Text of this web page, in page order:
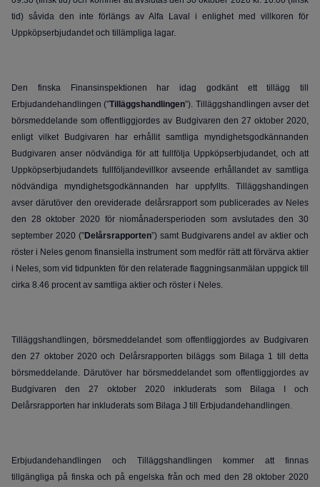
tid) såvida den inte förlängs av Alfa Laval i enlighet med villkoren för
Uppköpserbjudandet och tillämpliga lagar.
Den finska Finansinspektionen har idag godkänt ett tillägg till
Erbjudandehandlingen (”Tilläggshandlingen”). Tilläggshandlingen avser det
börsmeddelande som offentliggjordes av Budgivaren den 27 oktober 2020,
enligt vilket Budgivaren har erhållit samtliga myndighetsgodkännanden
Budgivaren anser nödvändiga för att fullfölja Uppköpserbjudandet, och att
Uppköpserbjudandets fullföljandevillkor avseende erhållandet av samtliga
nödvändiga myndighetsgodkännanden har uppfyllts. Tilläggshandingen
avser därutöver den oreviderade delårsrapport som publicerades av Neles
den 28 oktober 2020 för niomånadersperioden som avslutades den 30
september 2020 (”Delårsrapporten”) samt Budgivarens andel av aktier och
röster i Neles genom finansiella instrument som medför rätt att förvärva aktier
i Neles, som vid tidpunkten för den relaterade flaggningsanmälan uppgick till
cirka 8.46 procent av samtliga aktier och röster i Neles.
Tilläggshandlingen, börsmeddelandet som offentliggjordes av Budgivaren
den 27 oktober 2020 och Delårsrapporten biläggs som Bilaga 1 till detta
börsmeddelande. Därutöver har börsmeddelandet som offentliggjordes av
Budgivaren den 27 oktober 2020 inkluderats som Bilaga I och
Delårsrapporten har inkluderats som Bilaga J till Erbjudandehandlingen.
Erbjudandehandlingen och Tilläggshandlingen kommer att finnas
tillgängliga på finska och på engelska från och med den 28oktober 2020